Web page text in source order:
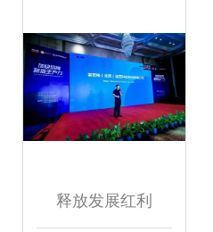
释放发展红利